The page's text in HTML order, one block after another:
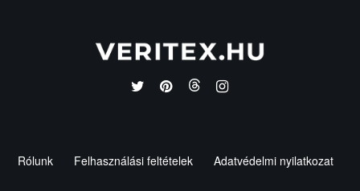
Rólunk Felhasználási feltételek Adatvédelmi nyilatkozat